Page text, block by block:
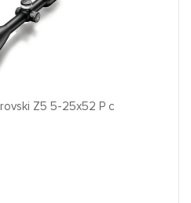
Z5 5-25x52 P с